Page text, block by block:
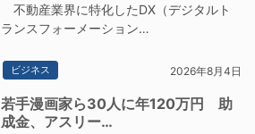
不動産業界に特化したDX（デジタルト
ランスフォーメーション…
ビジネス 2026年8月4日
若手漫画家ら30人に年120万円 助
成金、アスリー…